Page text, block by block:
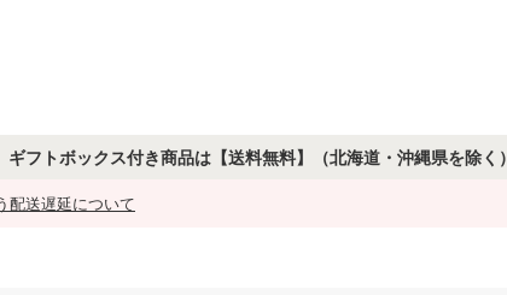
ギフトボックス付き商品は【送料無料】 （北海道・沖縄県を除く）
配送遅延について